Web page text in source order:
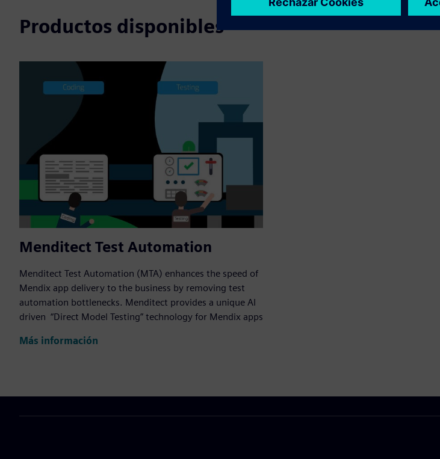
Productos disponibles
Menditect Test Automation
Menditect Test Automation (MTA) enhances the speed of
Mendix app delivery to the business by removing test
automation bottlenecks. Menditect provides a unique AI
driven “Direct Model Testing” technology for Mendix apps
Más información